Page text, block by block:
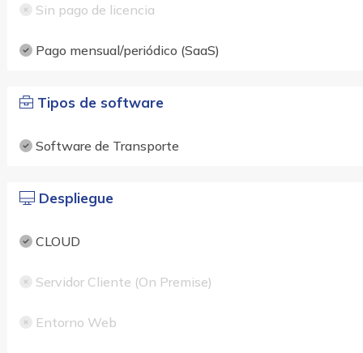
Sin pago de licencia
Pago mensual/periódico (SaaS)
Tipos de software
Software de Transporte
Despliegue
CLOUD
Servidor Cliente (On Premise)
Entorno Web